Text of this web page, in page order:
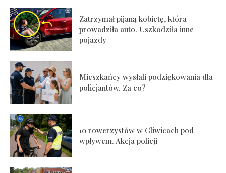
Zatrzymał pijaną kobietę, która
prowadziła auto. Uszkodziła inne
pojazdy
Mieszkańcy wysłali podziękowania dla
policjantów. Za co?
10 rowerzystów w Gliwicach pod
wpływem. Akcja policji